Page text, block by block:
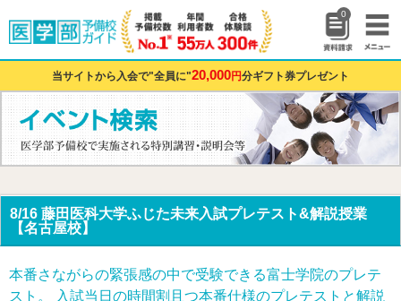
0
当サイトから入会で"全員に"20,000円分ギフト券プレゼント
8/16 藤田医科大学ふじた未来入試プレテスト&解説授業
【名古屋校】
本番さながらの緊張感の中で受験できる富士学院のプレテ
スト。 入試当日の時間割且つ本番仕様のプレテストと解説